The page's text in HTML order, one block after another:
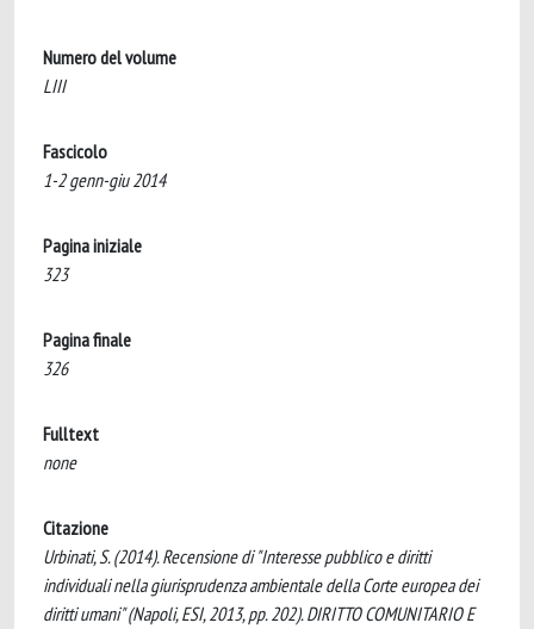
Numero del volume
LIII
Fascicolo
1-2 genn-giu 2014
Pagina iniziale
323
Pagina finale
326
Fulltext
none
Citazione
Urbinati, S. (2014). Recensione di "Interesse pubblico e diritti
individuali nella giurisprudenza ambientale della Corte europea dei
diritti umani" (Napoli, ESI, 2013, pp. 202). DIRITTO COMUNITARIO E